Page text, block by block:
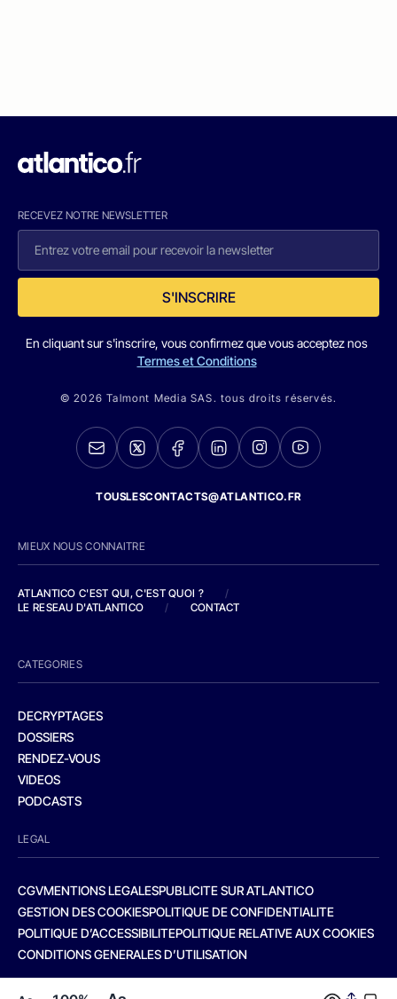
RECEVEZ NOTRE NEWSLETTER
S'INSCRIRE
En cliquant sur s'inscrire, vous confirmez que vous acceptez nos
Termes et Conditions
© 2026 Talmont Media SAS. tous droits réservés.
TOUSLESCONTACTS@ATLANTICO.FR
MIEUX NOUS CONNAITRE
ATLANTICO C'EST QUI, C'EST QUOI ?
/
LE RESEAU D'ATLANTICO
/ CONTACT
CATEGORIES
DECRYPTAGES
DOSSIERS
RENDEZ-VOUS
VIDEOS
PODCASTS
LEGAL
CGVMENTIONS LEGALESPUBLICITE SUR ATLANTICO
GESTION DES COOKIESPOLITIQUE DE CONFIDENTIALITE
POLITIQUE D’ACCESSIBILITEPOLITIQUE RELATIVE AUX COOKIES
CONDITIONS GENERALES D’UTILISATION